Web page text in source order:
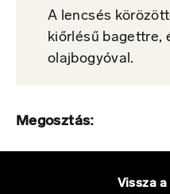
A lencsés
kiőrlésű bagettre,
olajbogyóval.
Megosztás:
Vissza